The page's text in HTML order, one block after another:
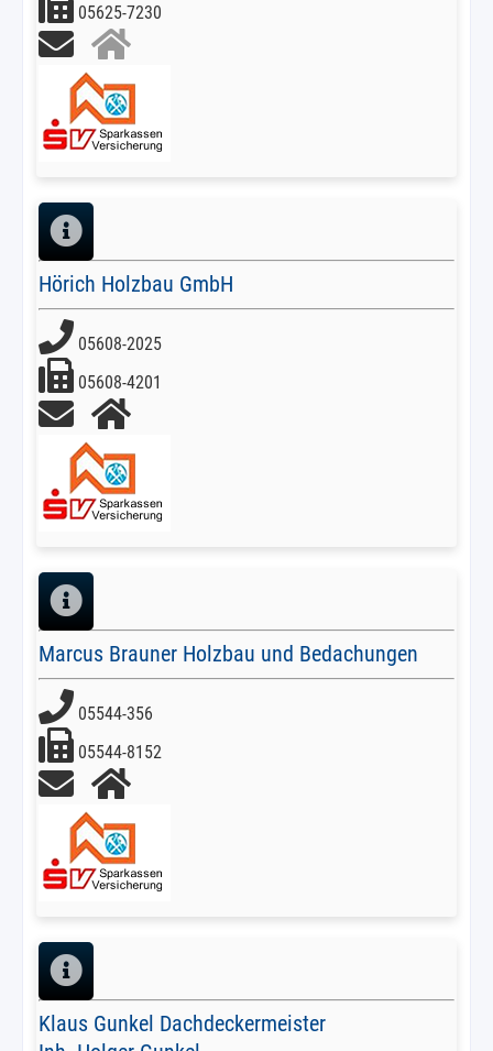
05625-7230
Hörich Holzbau GmbH
05608-2025
05608-4201
Marcus Brauner Holzbau und Bedachungen
05544-356
05544-8152
Klaus Gunkel Dachdeckermeister